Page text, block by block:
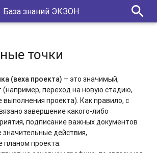
База знаний ЭКЗОН search
точки
(веха проекта) – это значимый,
переход на новую стадию,
выполнения проекта). Как правило, с
завершение какого-либо
подписание важных документов
действия,
планом проекта.